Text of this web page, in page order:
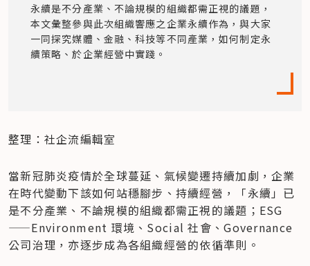
永續是不分產業、不論規模的組織都需正視的議題，
本文彙整參與此次組織響應之企業永續作為，與大家
一同探究媒體、金融、科技等不同產業，如何制定永
續策略、於企業經營中實踐。
整理：社企流編輯室
當新冠肺炎疫情於全球蔓延、氣候變遷持續加劇，企業
在時代變動下該如何站穩腳步、持續經營，「永續」已
是不分產業、不論規模的組織都需正視的議題；ESG
——Environment 環境、Social 社會、Governance
公司治理，亦逐步成為各組織經營的依循準則。